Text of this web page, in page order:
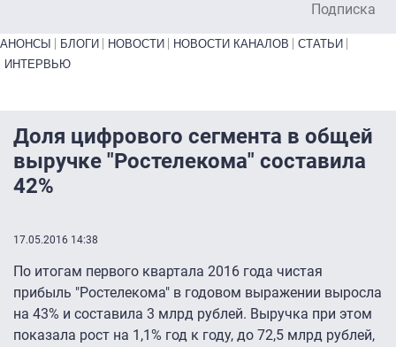
Подписка
Primary links bottom
АНОНСЫ БЛОГИ НОВОСТИ НОВОСТИ КАНАЛОВ
СТАТЬИ
ИНТЕРВЬЮ
Доля цифрового сегмента в общей
выручке "Ростелекома" составила
42%
17.05.2016 14:38
По итогам первого квартала 2016 года чистая
прибыль "Ростелекома" в годовом выражении выросла
на 43% и составила 3 млрд рублей. Выручка при этом
показала рост на 1,1% год к году, до 72,5 млрд рублей,